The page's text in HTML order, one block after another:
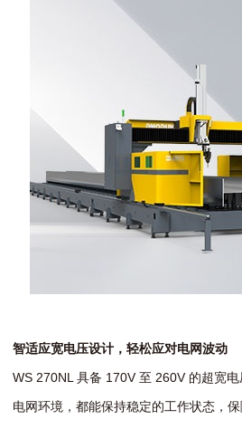
智适应宽电压设计，轻松应对电网波动
WS 270NL 具备 170V 至 260V 的超宽
电网环境，都能保持稳定的工作状态，保